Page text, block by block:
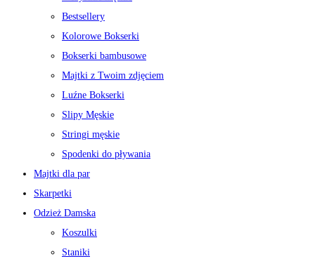
Bestsellery
Kolorowe Bokserki
Bokserki bambusowe
Majtki z Twoim zdjęciem
Luźne Bokserki
Slipy Męskie
Stringi męskie
Spodenki do pływania
Majtki dla par
Skarpetki
Odzież Damska
Koszulki
Staniki